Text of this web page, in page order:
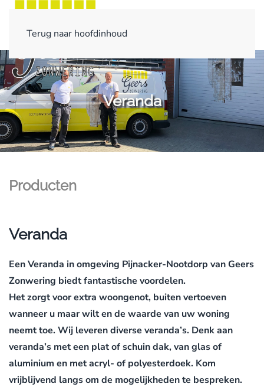
Terug naar hoofdinhoud
Veranda
Producten
Veranda
Een Veranda in omgeving Pijnacker-Nootdorp van Geers
Zonwering biedt fantastische voordelen.
Het zorgt voor extra woongenot, buiten vertoeven
wanneer u maar wilt en de waarde van uw woning
neemt toe. Wij leveren diverse veranda’s. Denk aan
veranda’s met een plat of schuin dak, van glas of
aluminium en met acryl- of polyesterdoek. Kom
vrijblijvend langs om de mogelijkheden te bespreken.